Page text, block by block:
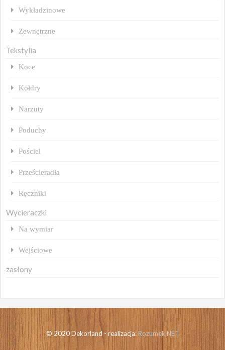
Wykładzinowe
Zewnętrzne
Tekstylia
Koce
Kołdry
Narzuty
Poduchy
Pościel
Prześcieradła
Ręczniki
Wycieraczki
Na wymiar
Wejściowe
zasłony
© 2020 Dekorland - realizacja:Rozumek.NET